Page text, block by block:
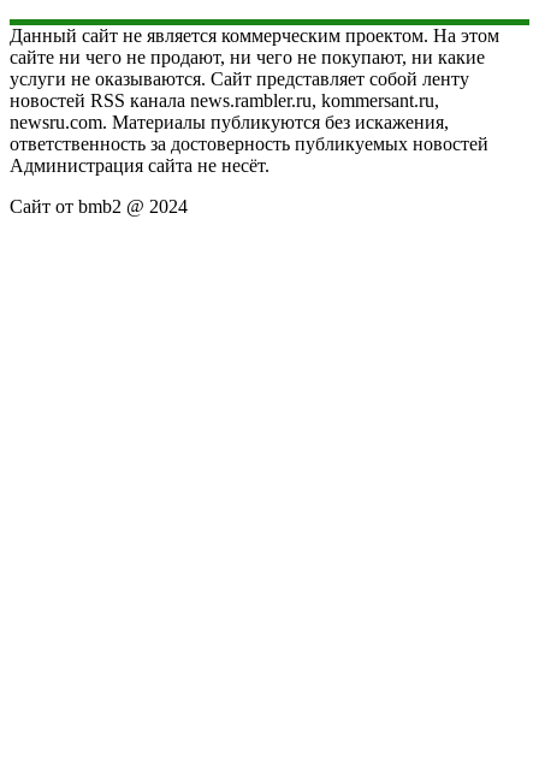
Данный сайт не является коммерческим проектом. На этом
сайте ни чего не продают, ни чего не покупают, ни какие
услуги не оказываются. Сайт представляет собой ленту
новостей RSS канала news.rambler.ru, kommersant.ru,
newsru.com. Материалы публикуются без искажения,
ответственность за достоверность публикуемых новостей
Администрация сайта не несёт.
Сайт от bmb2 @ 2024